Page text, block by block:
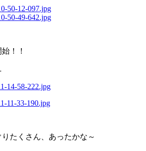
！！
たくさん、あったかな～